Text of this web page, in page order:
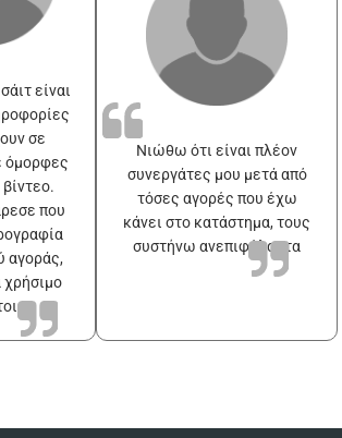
είναι
σε
όμορφες
που
αγοράς,
χρήσιμο
Νιώθω ότι είναι πλέον
συνεργάτες μου μετά από
τόσες αγορές που έχω
κάνει στο κατάστημα, τους
συστήνω ανεπιφύλακτα